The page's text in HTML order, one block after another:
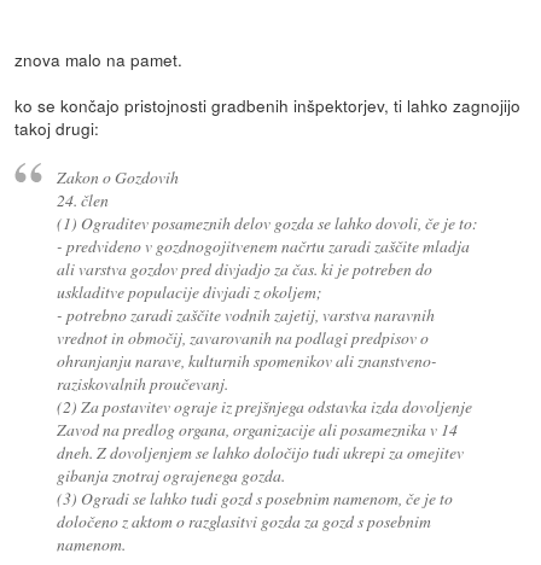
znova malo na pamet.
ko se končajo pristojnosti gradbenih inšpektorjev, ti lahko zagnojijo
takoj drugi:
Zakon o Gozdovih
24. člen
(1) Ograditev posameznih delov gozda se lahko dovoli, če je to:
- predvideno v gozdnogojitvenem načrtu zaradi zaščite mladja
ali varstva gozdov pred divjadjo za čas. ki je potreben do
uskladitve populacije divjadi z okoljem;
- potrebno zaradi zaščite vodnih zajetij, varstva naravnih
vrednot in območij, zavarovanih na podlagi predpisov o
ohranjanju narave, kulturnih spomenikov ali znanstveno-
raziskovalnih proučevanj.
(2) Za postavitev ograje iz prejšnjega odstavka izda dovoljenje
Zavod na predlog organa, organizacije ali posameznika v 14
dneh. Z dovoljenjem se lahko določijo tudi ukrepi za omejitev
gibanja znotraj ograjenega gozda.
(3) Ogradi se lahko tudi gozd s posebnim namenom, če je to
določeno z aktom o razglasitvi gozda za gozd s posebnim
namenom.